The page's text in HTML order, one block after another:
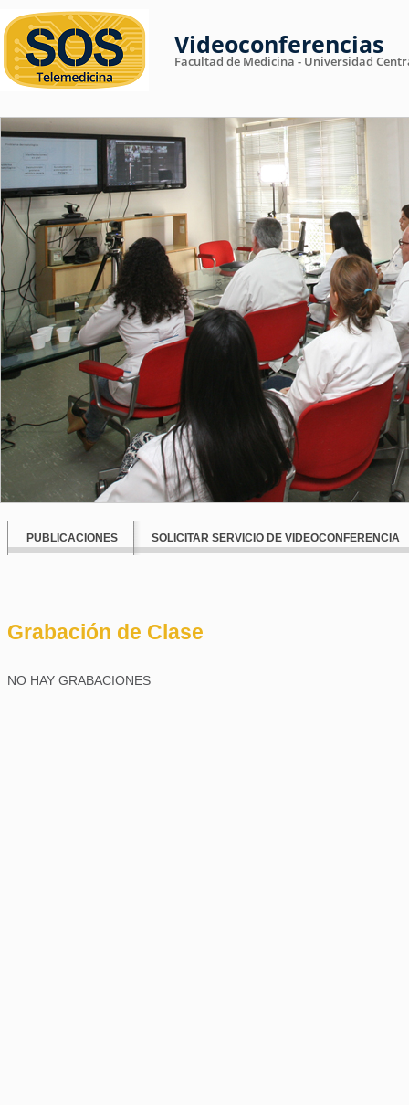
Videoconferencias
Facultad de Medicina - Universidad
PUBLICACIONES SOLICITAR SERVICIO DE VIDEOCONFERENCIA
Grabación de Clase
NO HAY GRABACIONES